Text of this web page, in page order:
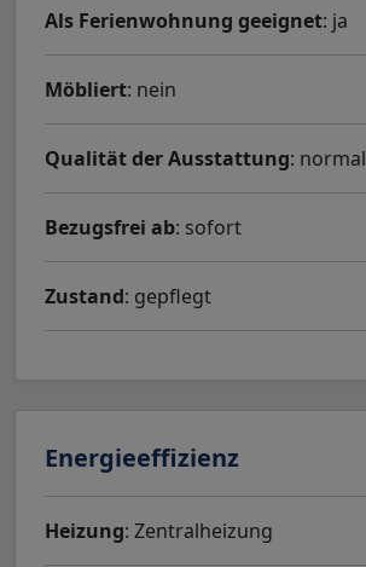
Als Ferienwohnung geeignet: ja
Möbliert: nein
Qualität der Ausstattung: normal
Bezugsfrei ab: sofort
Zustand: gepflegt
Energieeffizienz
Heizung: Zentralheizung